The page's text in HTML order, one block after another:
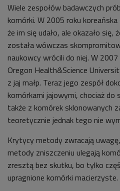
Wiele zespołów badawczych
komórki. W 2005 roku
że im się udało, ale okazało
została wówczas
naukowcy wrócili do niej. W
Oregon Health&Science
z jaj małp. Teraz jego zespół
komórkami jajowymi, chociaż do
także z komórek sklonowanych
teoretycznie jednak tego nie
Krytycy metody zwracają
metody zniszczeniu ulegają
zresztą bez skutku, bo tylko
upragnione komórki macierzyste.